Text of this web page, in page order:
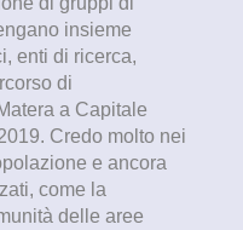
insieme
enti di ricerca,
di
a Capitale
Credo molto nei
e ancora
come la
delle aree